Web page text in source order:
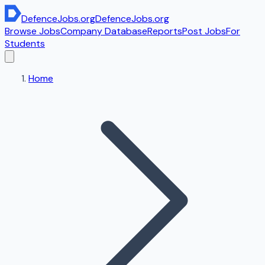
DefenceJobs.orgDefenceJobs.org
Browse JobsCompany DatabaseReportsPost JobsFor
Students
Home